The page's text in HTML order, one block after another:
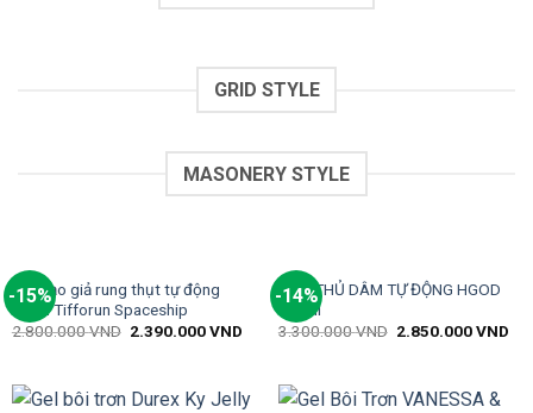
GRID STYLE
MASONERY STYLE
-15%
Âm đạo giả rung thụt tự động
Yeain Tifforun Spaceship
2.800.000VND 2.390.000VND
-14%
CỐC THỦ DÂM TỰ ĐỘNG HGOD
007 III
3.300.000VND 2.850.000VND